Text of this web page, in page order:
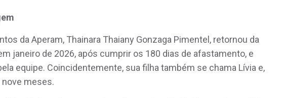
da Aperam, Thainara Thaiany Gonzaga Pimentel, retornou da
janeiro de 2026, após cumprir os 180 dias de afastamento, e
equipe. Coincidentemente, sua filha também se chama Lívia e,
meses.